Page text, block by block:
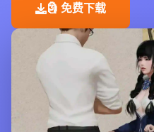
🗿 免费下载